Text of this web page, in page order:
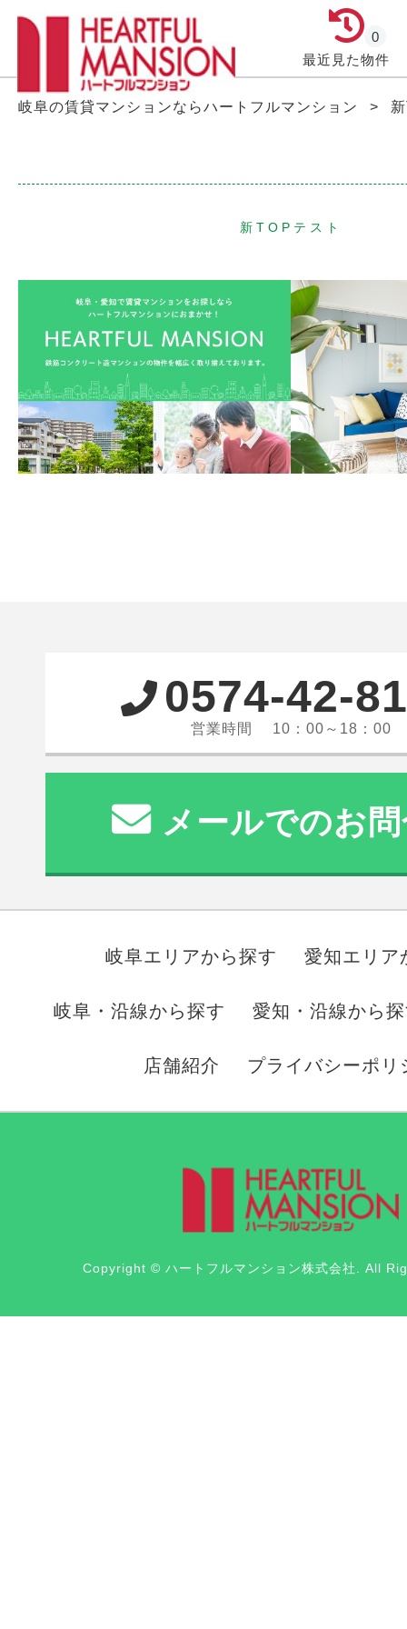
最近見た物件
0
岐阜の賃貸マンションならハートフルマンション >
新TOPテスト
0574-42-
営業時間 10：00～18：00
メールでのお
岐阜エリアから探す 愛知エリア
岐阜・沿線から探す 愛知・沿線から
店舗紹介 プライバシーポリ
Copyright © ハートフルマンション株式会社. All